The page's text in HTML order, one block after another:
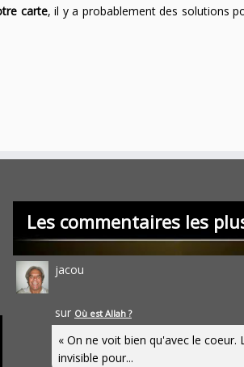
carte, il y a probablement des solutions
Les commentaires les
jacou
sur Où est Allah ?
« On ne voit bien qu'avec le coeur.
invisible pour...